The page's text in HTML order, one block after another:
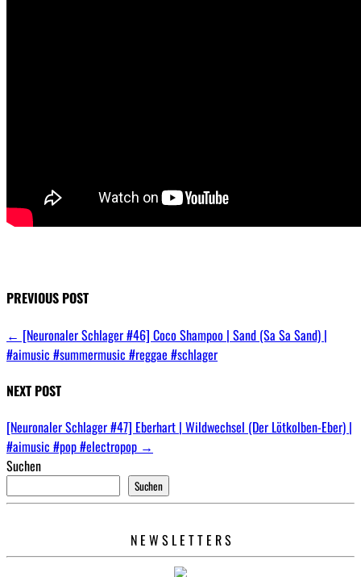
PREVIOUS POST
← [Neuronaler Schlager #46] Coco Shampoo | Sand (Sa Sa Sand) |
#aimusic #summermusic #reggae #schlager
NEXT POST
[Neuronaler Schlager #47] Eberhart | Wildwechsel (Der Lötkolben-Eber) |
#aimusic #pop #electropop →
Suchen
Suchen
N E W S L E T T E R S